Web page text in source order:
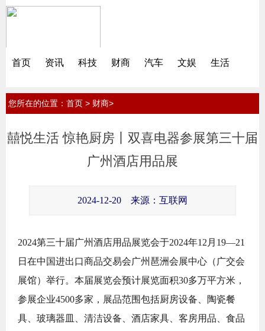
首页 资讯 科技 财商 汽车 文娱 生活
您所在的位置： 首页 > 财商>
囍悦生活 惊艳厨房丨双喜电器参展第三十届
广州酒店用品展
2024-12-20 来源：互联网
2024第三十届广州酒店用品展览会于2024年12月19—21
日在中国进出口商品交易会广州琶洲会展中心（广交会
展馆）举行。本届展览会预计展览面积30多万平方米，
参展企业4500多家，展品范围包括厨房设备、陶瓷餐
具、玻璃器皿、清洁设备、酒店家具、客房用品、食品